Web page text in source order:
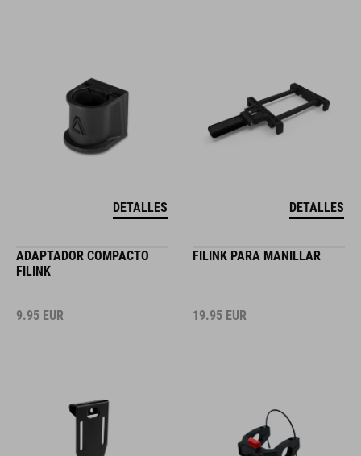
DETALLES DETALLES
ADAPTADOR COMPACTO
FILINK
9.95 EUR
FILINK PARA MANILLAR
19.95 EUR